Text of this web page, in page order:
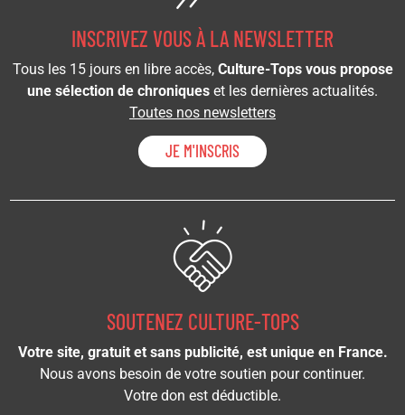
INSCRIVEZ VOUS À LA NEWSLETTER
Tous les 15 jours en libre accès, Culture-Tops vous propose
une sélection de chroniques et les dernières actualités.
Toutes nos newsletters
JE M'INSCRIS
SOUTENEZ CULTURE-TOPS
Votre site, gratuit et sans publicité, est unique en France.
Nous avons besoin de votre soutien pour continuer.
Votre don est déductible.